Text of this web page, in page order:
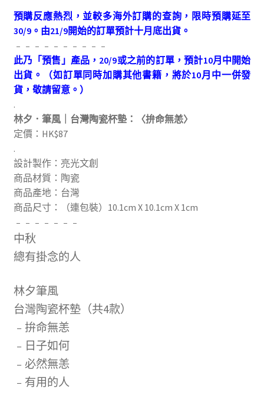
預購反應熱烈，並較多海外訂購的查詢，限時預購延至
30/9。由21/9開始的訂單預計十月底出貨。
﹣﹣﹣﹣﹣﹣﹣﹣﹣﹣
此乃「預售」產品，20/9或之前的訂單，預計10月中開始
出貨。（如訂單同時加購其他書籍，將於10月中一併發
貨，敬請留意。）
.
林夕．筆風｜台灣陶瓷杯墊：〈拚命無恙〉
定價：HK$87
.
設計製作：亮光文創
商品材質：陶瓷
商品產地：台灣
商品尺寸：（連包裝）10.1cm X 10.1cm X 1cm
﹣﹣﹣﹣﹣﹣﹣
中秋
總有掛念的人
林夕筆風
台灣陶瓷杯墊（共4款）
﹣拚命無恙
﹣日子如何
﹣必然無恙
﹣有用的人